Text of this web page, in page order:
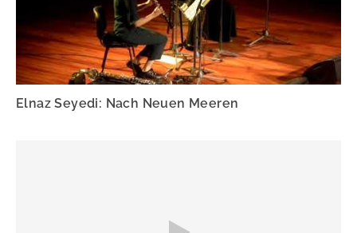
Elnaz Seyedi: Nach Neuen Meeren